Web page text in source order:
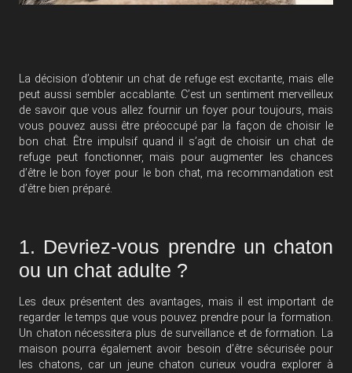
La décision d’obtenir un chat de refuge est excitante, mais elle
peut aussi sembler accablante. C’est un sentiment merveilleux
de savoir que vous allez fournir un foyer pour toujours, mais
vous pouvez aussi être préoccupé par la façon de choisir le
bon chat. Être impulsif quand il s’agit de choisir un chat de
refuge peut fonctionner, mais pour augmenter les chances
d’être le bon foyer pour le bon chat, ma recommandation est
d’être bien préparé.
1. Devriez-vous prendre un chaton
ou un chat adulte ?
Les deux présentent des avantages, mais il est important de
regarder le temps que vous pouvez prendre pour la formation.
Un chaton nécessitera plus de surveillance et de formation. La
maison pourra également avoir besoin d’être sécurisée pour
les chatons, car un jeune chaton curieux voudra explorer à